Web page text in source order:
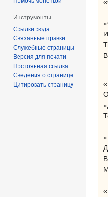
Инструменты
Ссылки сюда
Связанные правки
Служебные страницы
Версия для печати
Постоянная ссылка
Сведения о странице
Цитировать страницу